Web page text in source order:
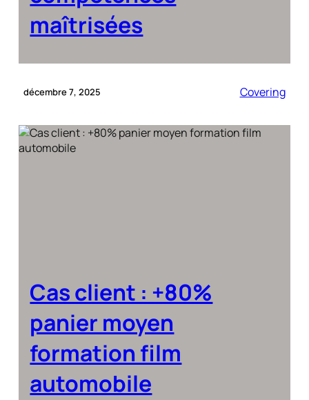
maîtrisées
décembre 7, 2025 Covering
Cas client : +80%
panier moyen
formation film
automobile